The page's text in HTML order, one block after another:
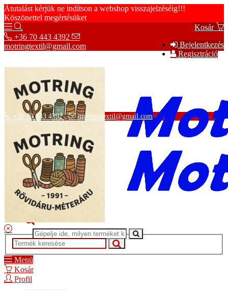
Átutalást kérjük ne indítson a webshop visszajelzéséig!!!
Köszönettel megértésüket
Kosár
Bejelentkezés
Regisztráció
+36 70 443 4392
motringtextil@gmail.com
Adatvédelmi tájékoztató
ÁSZF
Szállítási információk
+36 70 443 4392 motringtextil@gmail.com
Menü
Kosár
Profil